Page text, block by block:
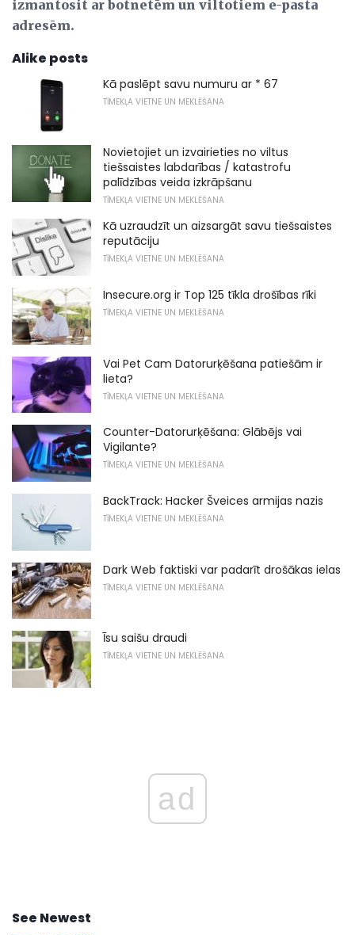
izmantosit ar botnetēm un viltotiem e-pasta
adresēm.
Alike posts
Kā paslēpt savu numuru ar * 67
TĪMEKĻA VIETNE UN MEKLĒŠANA
Novietojiet un izvairieties no viltus
tiešsaistes labdarības / katastrofu
palīdzības veida izkrāpšanu
TĪMEKĻA VIETNE UN MEKLĒŠANA
Kā uzraudzīt un aizsargāt savu tiešsaistes
reputāciju
TĪMEKĻA VIETNE UN MEKLĒŠANA
Insecure.org ir Top 125 tīkla drošības rīki
TĪMEKĻA VIETNE UN MEKLĒŠANA
Vai Pet Cam Datorurķēšana patiešām ir
lieta?
TĪMEKĻA VIETNE UN MEKLĒŠANA
Counter-Datorurķēšana: Glābējs vai
Vigilante?
TĪMEKĻA VIETNE UN MEKLĒŠANA
BackTrack: Hacker Šveices armijas nazis
TĪMEKĻA VIETNE UN MEKLĒŠANA
Dark Web faktiski var padarīt drošākas ielas
TĪMEKĻA VIETNE UN MEKLĒŠANA
Īsu saišu draudi
TĪMEKĻA VIETNE UN MEKLĒŠANA
ad
See Newest